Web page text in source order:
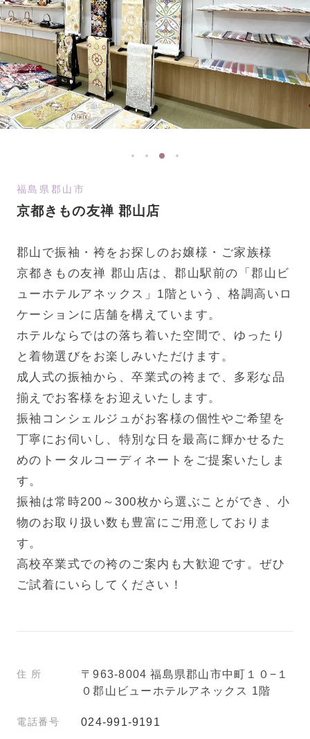
福島県郡山市
京都きもの友禅 郡山店
郡山で振袖・袴をお探しのお嬢様・ご家族様
京都きもの友禅 郡山店は、郡山駅前の「郡山ビ
ューホテルアネックス」1階という、格調高いロ
ケーションに店舗を構えています。
ホテルならではの落ち着いた空間で、ゆったり
と着物選びをお楽しみいただけます。
成人式の振袖から、卒業式の袴まで、多彩な品
揃えでお客様をお迎えいたします。
振袖コンシェルジュがお客様の個性やご希望を
丁寧にお伺いし、特別な日を最高に輝かせるた
めのトータルコーディネートをご提案いたしま
す。
振袖は常時200～300枚から選ぶことができ、小
物のお取り扱い数も豊富にご用意しておりま
す。
高校卒業式での袴のご案内も大歓迎です。ぜひ
ご試着にいらしてください！
住所
〒963-8004 福島県郡山市中町１０−１
０郡山ビューホテルアネックス 1階
電話番号 024-991-9191